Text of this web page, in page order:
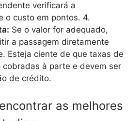
verificará a
o custo em pontos. 4.
Se o valor for adequado,
a passagem diretamente
Esteja ciente de que taxas de
cobradas à parte e devem ser
de crédito.
as melhores